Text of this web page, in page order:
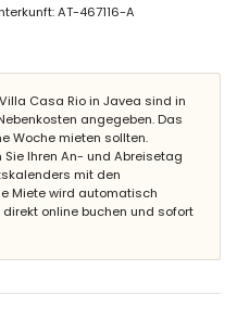
10 m x 5 m und 2 m Tiefe
Kies, Bäumen und
AT-467116-A
Villa Casa Rio in Javea sind in
angegeben. Das
Woche mieten sollten.
Ihren An- und Abreisetag
mit den
Miete wird automatisch
online buchen und sofort